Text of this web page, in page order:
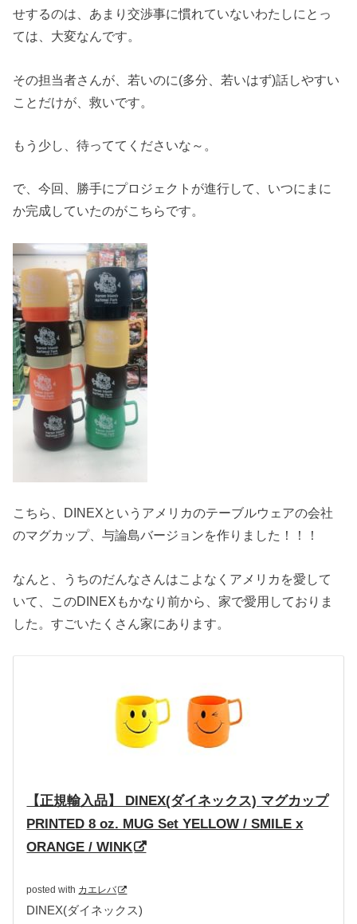
せするのは、あまり交渉事に慣れていないわたしにとっ
ては、大変なんです。
その担当者さんが、若いのに(多分、若いはず)話しやすい
ことだけが、救いです。
もう少し、待っててくださいな～。
で、今回、勝手にプロジェクトが進行して、いつにまに
か完成していたのがこちらです。
こちら、DINEXというアメリカのテーブルウェアの会社
のマグカップ、与論島バージョンを作りました！！！
なんと、うちのだんなさんはこよなくアメリカを愛して
いて、このDINEXもかなり前から、家で愛用しておりま
した。すごいたくさん家にあります。
【正規輸入品】 DINEX(ダイネックス) マグカップ
PRINTED 8 oz. MUG Set YELLOW / SMILE x
ORANGE / WINK
posted with カエレバ
DINEX(ダイネックス)